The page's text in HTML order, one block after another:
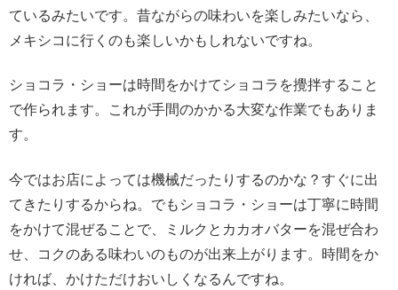
ているみたいです。昔ながらの味わいを楽しみたいなら、
メキシコに行くのも楽しいかもしれないですね。
ショコラ・ショーは時間をかけてショコラを攪拌すること
で作られます。これが手間のかかる大変な作業でもありま
す。
今ではお店によっては機械だったりするのかな？すぐに出
てきたりするからね。でもショコラ・ショーは丁寧に時間
をかけて混ぜることで、ミルクとカカオバターを混ぜ合わ
せ、コクのある味わいのものが出来上がります。時間をか
ければ、かけただけおいしくなるんですね。